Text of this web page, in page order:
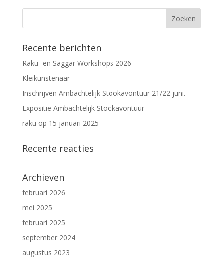
Recente berichten
Raku- en Saggar Workshops 2026
Kleikunstenaar
Inschrijven Ambachtelijk Stookavontuur 21/22 juni.
Expositie Ambachtelijk Stookavontuur
raku op 15 januari 2025
Recente reacties
Archieven
februari 2026
mei 2025
februari 2025
september 2024
augustus 2023